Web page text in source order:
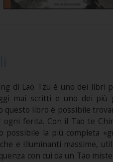
di Lao Tzu è uno dei libri
mai scritti e uno dei più
questo libro è possibile
ogni ferita. Con il Tao te
possibile la più completa
e illuminanti massime,
con cui da un Tao